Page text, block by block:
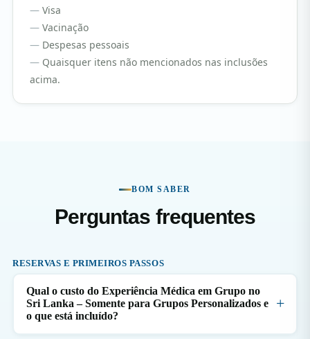
Visa
Vacinação
Despesas pessoais
Quaisquer itens não mencionados nas inclusões
acima.
BOM SABER
Perguntas frequentes
RESERVAS E PRIMEIROS PASSOS
Qual o custo do Experiência Médica em Grupo no
Sri Lanka – Somente para Grupos Personalizados e
o que está incluído?